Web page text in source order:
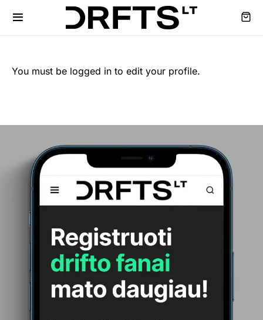
You must be logged in to edit your profile.